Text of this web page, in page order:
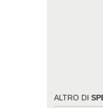
ALTRO DI